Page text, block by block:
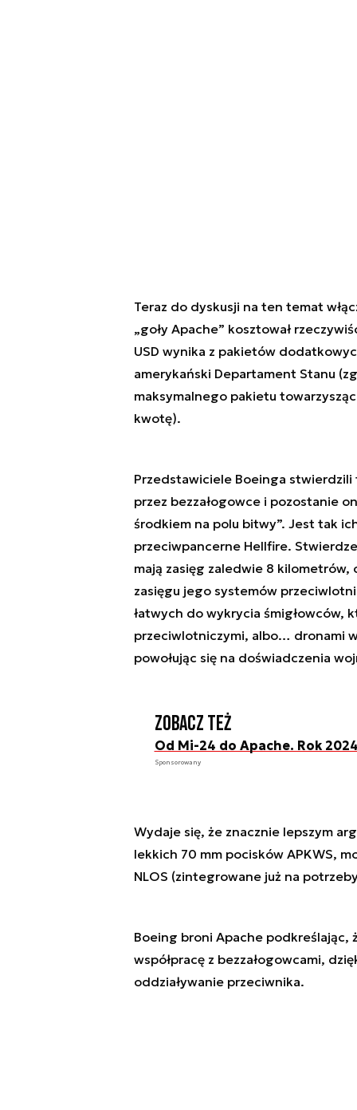
Teraz do dyskusji na ten temat
„goły Apache” kosztował
USD wynika z pakietów
amerykański Departament Stanu
maksymalnego pakietu
kwotę).
Przedstawiciele Boeinga stwierdzili
przez bezzałogowce i pozostanie
środkiem na polu bitwy”. Jest tak
przeciwpancerne Hellfire.
mają zasięg zaledwie 8
zasięgu jego systemów
łatwych do wykrycia śmigłowców,
przeciwlotniczymi, albo… dronami
powołując się na doświadczenia
Zobacz też
Od Mi-24 do Apache. Rok 2024
Sponsorowany
Wydaje się, że znacznie lepszym
lekkich 70 mm pocisków APKWS,
NLOS (zintegrowane już na
Boeing broni Apache podkreślając,
współpracę z bezzałogowcami,
oddziaływanie przeciwnika.